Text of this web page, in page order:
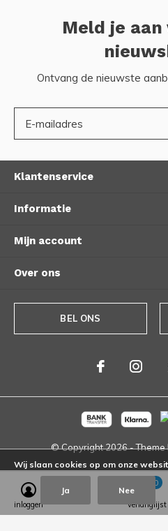
Meld je aan
Ontvang de nieuwste
Klantenservice
Informatie
Mijn account
Over ons
BEL ONS
© Copyright2026- Theme
inloggen verlanglijst
0
Wij slaan cookies op om onze
Ja Nee